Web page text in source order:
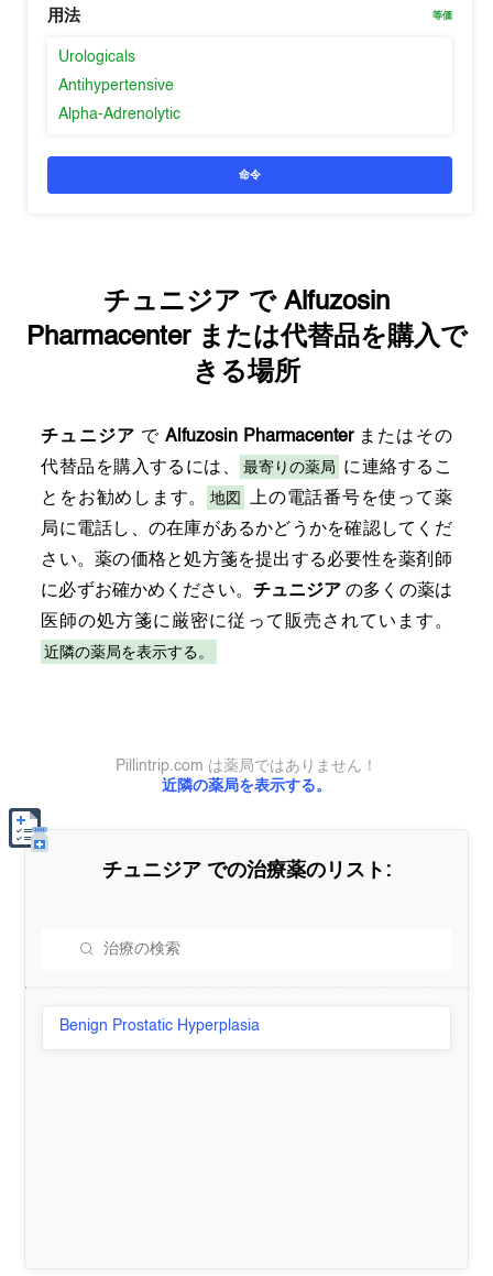
用法 等価
Urologicals
Antihypertensive
Alpha-Adrenolytic
命令
チュニジア で Alfuzosin
Pharmacenterまたは代替品を購入で
きる場所
チュニジア でAlfuzosin Pharmacenterまたはその
代替品を購入するには、
最寄りの薬局 に連絡するこ
とをお勧めします。
地図
上の電話番号を使って薬
局に電話し、の在庫があるかどうかを確認してくだ
さい。薬の価格と処方箋を提出する必要性を薬剤師
に必ずお確かめください。チュニジア の多くの薬は
医師の処方箋に厳密に従って販売されています。
近隣の薬局を表示する。
近隣の薬局を表示する。
Pillintrip.com は薬局ではありません！
チュニジア での治療薬のリスト:
Benign Prostatic Hyperplasia